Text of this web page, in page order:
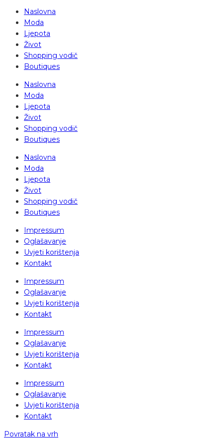
Naslovna
Moda
Ljepota
Život
Shopping vodič
Boutiques
Naslovna
Moda
Ljepota
Život
Shopping vodič
Boutiques
Naslovna
Moda
Ljepota
Život
Shopping vodič
Boutiques
Impressum
Oglašavanje
Uvjeti korištenja
Kontakt
Impressum
Oglašavanje
Uvjeti korištenja
Kontakt
Impressum
Oglašavanje
Uvjeti korištenja
Kontakt
Impressum
Oglašavanje
Uvjeti korištenja
Kontakt
Povratak na vrh